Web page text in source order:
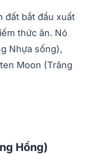
đất bắt đầu xuất
thức ăn. Nó
Nhựa sống),
Moon (Trăng
Hồng)